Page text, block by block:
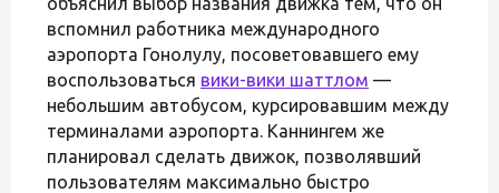
вспомнил работника международного
аэропорта Гонолулу, посоветовавшего ему
воспользоваться вики-вики шаттлом —
небольшим автобусом, курсировавшим между
терминалами аэропорта. Каннингем же
планировал сделать движок, позволявший
пользователям максимально быстро